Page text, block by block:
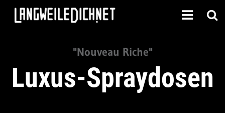
"Nouveau Riche"
Luxus-Spraydosen